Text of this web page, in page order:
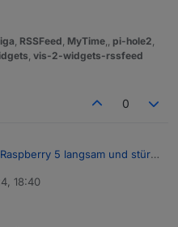
, RSSFeed, MyTime,, pi-hole2,
, vis-2-widgets-rssfeed
0
5 langsam und stürzt
habe es auch mal mit
18:40